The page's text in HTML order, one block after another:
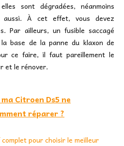
sont dégradées, néanmoins
aussi. À cet effet, vous devez
Par ailleurs, un fusible saccagé
base de la panne du klaxon de
ce faire, il faut pareillement le
et le rénover.
Citroen Ds5 ne
réparer ?
pour choisir le meilleur